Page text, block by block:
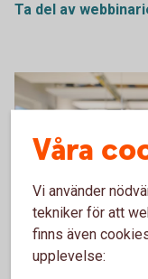
Ta del av
1132119378
Våra
Vi använder
tekniker för att
finns även
upplevelse: